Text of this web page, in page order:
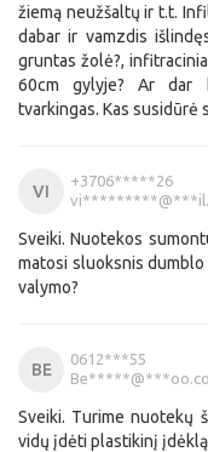
žiemą neužšaltų ir t.t.
dabar ir vamzdis
gruntas žolė?,
60cm gylyje? Ar dar
tvarkingas. Kas susidūrė
VI
+3706*****26
Sveiki. Nuotekos
matosi sluoksnis
valymo?
BE
0612***55
Sveiki. Turime nuotekų
vidų įdėti plastikinį